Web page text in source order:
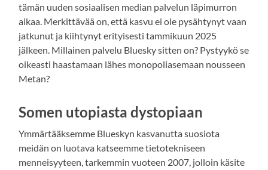
tämän uuden sosiaalisen median palvelun läpimurron
aikaa. Merkittävää on, että kasvu ei ole pysähtynyt vaan
jatkunut ja kiihtynyt erityisesti tammikuun 2025
jälkeen. Millainen palvelu Bluesky sitten on? Pystyykö se
oikeasti haastamaan lähes monopoliasemaan nousseen
Metan?
Somen utopiasta dystopiaan
Ymmärtääksemme Blueskyn kasvanutta suosiota
meidän on luotava katseemme tietotekniseen
menneisyyteen, tarkemmin vuoteen 2007, jolloin käsite